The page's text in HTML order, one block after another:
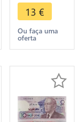
Dirhams
King
Mohammed
VI 2005
offer
13 €
Ou faça uma
oferta